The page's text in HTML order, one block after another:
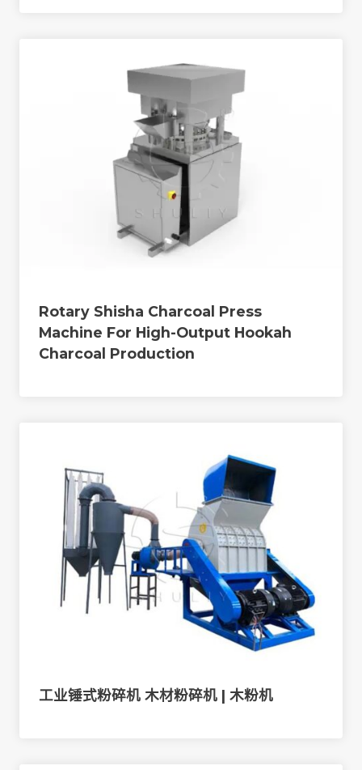
Rotary Shisha Charcoal Press
Machine For High-Output Hookah
Charcoal Production
工业锤式粉碎机 木材粉碎机 | 木粉机